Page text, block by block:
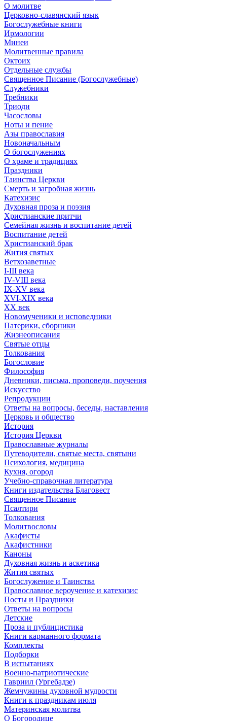
О молитве
Церковно-славянский язык
Богослужебные книги
Ирмологии
Минеи
Молитвенные правила
Октоих
Отдельные службы
Священное Писание (Богослужебные)
Служебники
Требники
Триоди
Часословы
Ноты и пение
Азы православия
Новоначальным
О богослужениях
О храме и традициях
Праздники
Таинства Церкви
Смерть и загробная жизнь
Катехизис
Духовная проза и поэзия
Христианские притчи
Семейная жизнь и воспитание детей
Воспитание детей
Христианский брак
Жития святых
Ветхозаветные
I-III века
IV-VIII века
IX-XV века
XVI-XIX века
XX век
Новомученики и исповедники
Патерики, сборники
Жизнеописания
Святые отцы
Толкования
Богословие
Философия
Дневники, письма, проповеди, поучения
Искусство
Репродукции
Ответы на вопросы, беседы, наставления
Церковь и общество
История
История Церкви
Православные журналы
Путеводители, святые места, святыни
Психология, медицина
Кухня, огород
Учебно-справочная литература
Книги издательства Благовест
Священное Писание
Псалтири
Толкования
Молитвословы
Акафисты
Акафистники
Каноны
Духовная жизнь и аскетика
Жития святых
Богослужение и Таинства
Православное вероучение и катехизис
Посты и Праздники
Ответы на вопросы
Детские
Проза и публицистика
Книги карманного формата
Комплекты
Подборки
В испытаниях
Военно-патриотические
Гавриил (Ургебадзе)
Жемчужины духовной мудрости
Книги к праздникам июля
Материнская молитва
О Богородице